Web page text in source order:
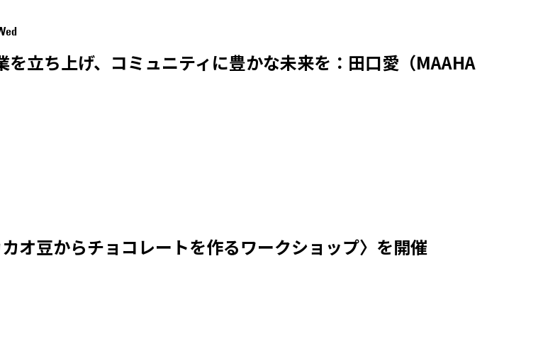
立ち上げ、コミュニティに豊かな未来を：田口愛（MAAHA
オ豆からチョコレートを作るワークショップ〉を開催